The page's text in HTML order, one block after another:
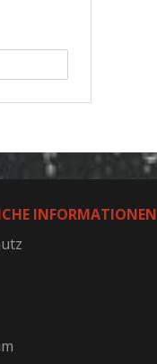
INFORMATIONEN